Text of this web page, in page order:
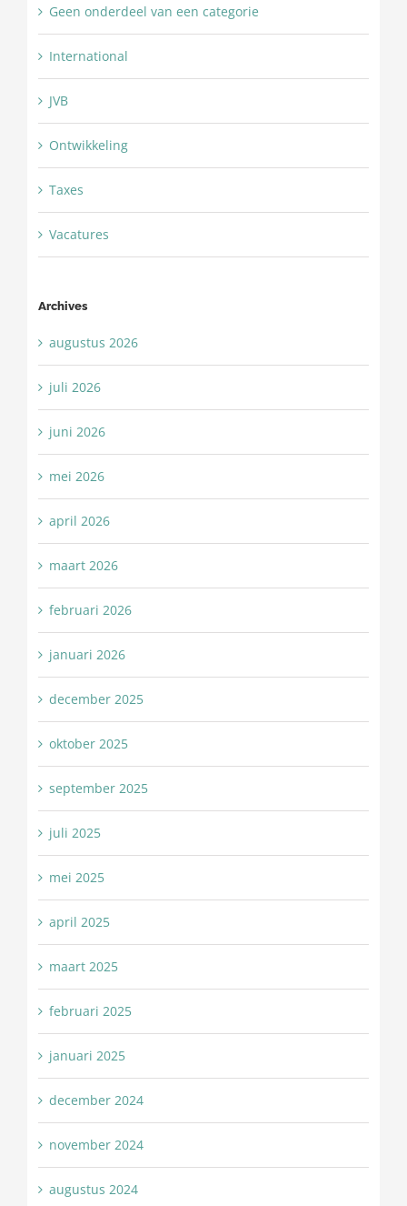
Geen onderdeel van een categorie
International
JVB
Ontwikkeling
Taxes
Vacatures
Archives
augustus 2026
juli 2026
juni 2026
mei 2026
april 2026
maart 2026
februari 2026
januari 2026
december 2025
oktober 2025
september 2025
juli 2025
mei 2025
april 2025
maart 2025
februari 2025
januari 2025
december 2024
november 2024
augustus 2024